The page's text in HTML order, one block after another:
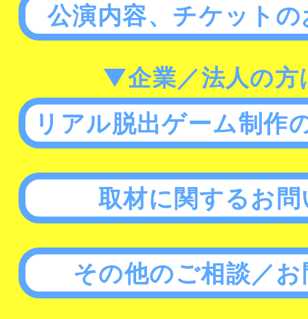
公演内容、チケット
▼企業／法人の方
リアル脱出ゲーム制作
取材に関するお
その他のご相談／